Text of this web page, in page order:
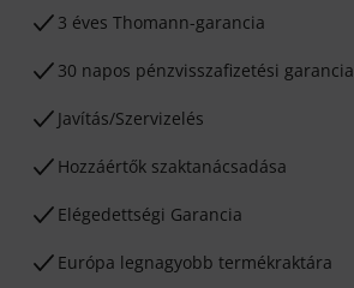
3 éves Thomann-garancia
30 napos pénzvisszafizetési garancia
Javítás/Szervizelés
Hozzáértők szaktanácsadása
Elégedettségi Garancia
Európa legnagyobb termékraktára